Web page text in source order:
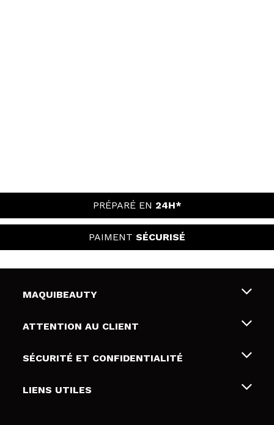
PRÉPARÉ EN 24H*
PAIMENT SÉCURISÉ
MAQUIBEAUTY
Qui sommes nous
Cartes-cadeaux
ATTENTION AU CLIENT
Livraison & retour
Modes de paiement
SÉCURITÉ ET CONFIDENTIALITÉ
Conditions et confidentialité
LIENS UTILES